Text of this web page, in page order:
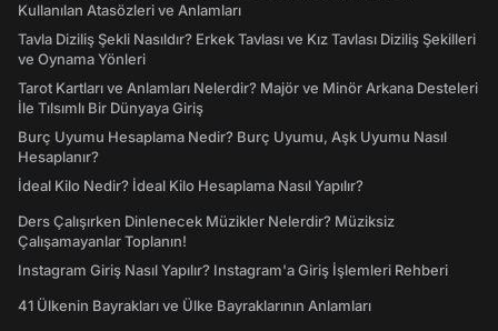
Kullanılan Atasözleri ve Anlamları
Tavla Diziliş Şekli Nasıldır? Erkek Tavlası ve Kız Tavlası Diziliş Şekilleri
ve Oynama Yönleri
Tarot Kartları ve Anlamları Nelerdir? Majör ve Minör Arkana Desteleri
İle Tılsımlı Bir Dünyaya Giriş
Burç Uyumu Hesaplama Nedir? Burç Uyumu, Aşk Uyumu Nasıl
Hesaplanır?
İdeal Kilo Nedir? İdeal Kilo Hesaplama Nasıl Yapılır?
Ders Çalışırken Dinlenecek Müzikler Nelerdir? Müziksiz
Çalışamayanlar Toplanın!
Instagram Giriş Nasıl Yapılır? Instagram'a Giriş İşlemleri Rehberi
41 Ülkenin Bayrakları ve Ülke Bayraklarının Anlamları